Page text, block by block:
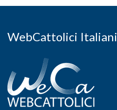
WebCattolici Italiani